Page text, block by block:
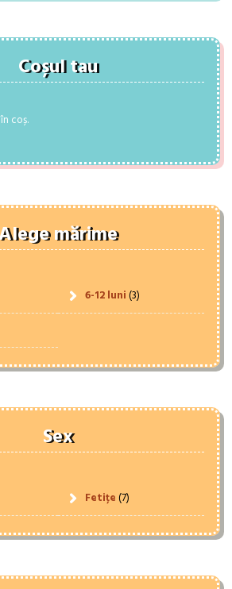
Coșul tau
coș.
mărime
6-12 luni(3)
Sex
Fetițe(7)